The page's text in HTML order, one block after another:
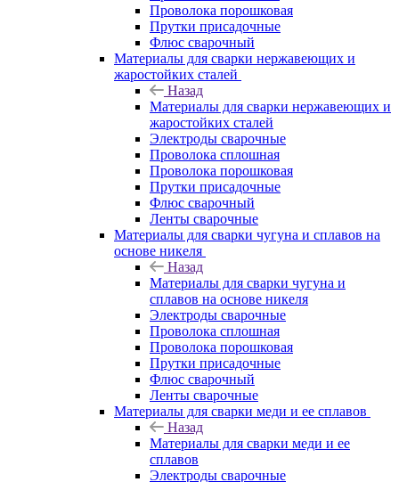
Проволока порошковая
Прутки присадочные
Флюс сварочный
Материалы для сварки нержавеющих и
жаростойких сталей
Назад
Материалы для сварки нержавеющих и
жаростойких сталей
Электроды сварочные
Проволока сплошная
Проволока порошковая
Прутки присадочные
Флюс сварочный
Ленты сварочные
Материалы для сварки чугуна и сплавов на
основе никеля
Назад
Материалы для сварки чугуна и
сплавов на основе никеля
Электроды сварочные
Проволока сплошная
Проволока порошковая
Прутки присадочные
Флюс сварочный
Ленты сварочные
Материалы для сварки меди и ее сплавов
Назад
Материалы для сварки меди и ее
сплавов
Электроды сварочные